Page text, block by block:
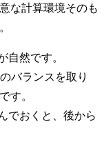
な計算環境そのも
自然です。
バランスを取り
す。
でおくと、後から